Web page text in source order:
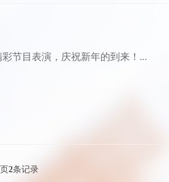
节目表演，庆祝新年的到来！...
页2条记录